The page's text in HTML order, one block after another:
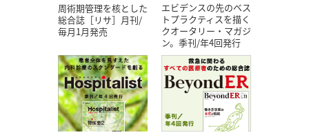
周術期管理を核とした
総合誌［リサ］月刊/
毎月1月発売
エビデンスの先のベス
トプラクティスを描く
クオータリー・マガジ
ン。季刊/年4回発行